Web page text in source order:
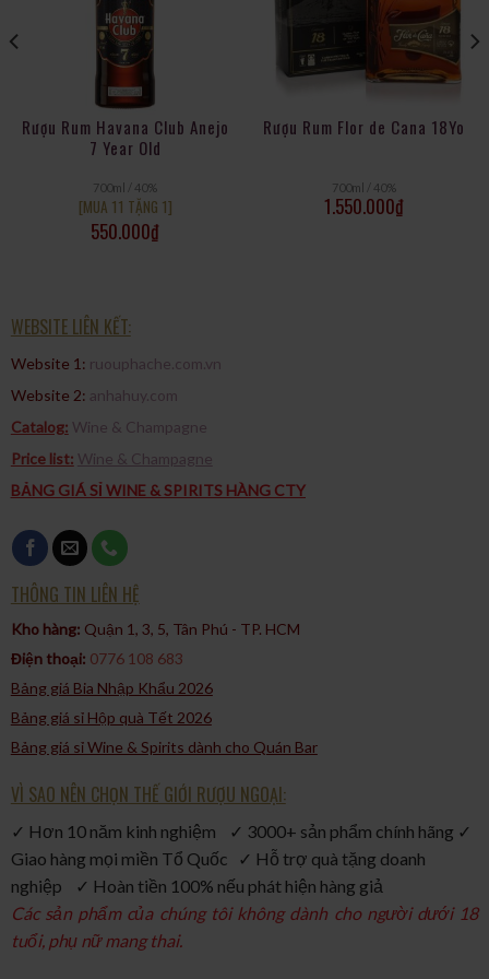
bao gồm da yên ngựa, vani, Sherry và caramel đen. Khẩu vị vào
hoàn toàn cân bằng và ngọt ngào; đến giữa vòm miệng, hương
vị có vị mật ong, hơi giống ca cao, mang lại cảm giác béo ngậy
và hoàn toàn dịu nhẹ. Kết thúc vị ngọt đắng, nhiều lớp, kem và sô
Rượu Rum Havana Club Anejo
7 Year Old
700ml / 40%
[MUA 11 TẶNG 1]
550.000₫
Rượu Rum Flor de Cana 18Yo
700ml / 40%
1.550.000₫
WEBSITE LIÊN KẾT:
Website 1: ruouphache.com.vn
Website 2: anhahuy.com
Catalog: Wine & Champagne
Price list: Wine & Champagne
BẢNG GIÁ SỈ WINE & SPIRITS HÀNG CTY
THÔNG TIN LIÊN HỆ
Kho hàng: Quận 1, 3, 5, Tân Phú - TP. HCM​
Điện thoại: 0776 108 683
Bảng giá Bia Nhập Khẩu 2026
Bảng giá sỉ Hộp quà Tết 2026
Bảng giá sỉ Wine & Spirits dành cho Quán Bar
VÌ SAO NÊN CHỌN THẾ GIỚI RƯỢU NGOẠI:
✓ Hơn 10 năm kinh nghiệm ✓ 3000+ sản phẩm chính hãng ✓
Giao hàng mọi miền Tổ Quốc ✓ Hỗ trợ quà tặng doanh
nghiệp ✓ Hoàn tiền 100% nếu phát hiện hàng giả
Các sản phẩm của chúng tôi không dành cho người dưới 18
tuổi, phụ nữ mang thai.